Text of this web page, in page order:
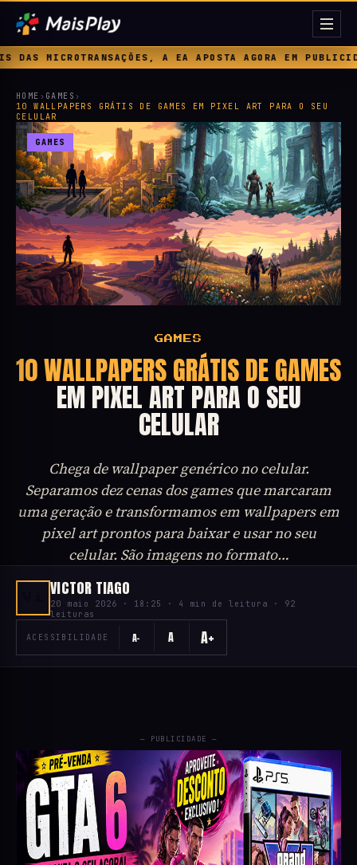
DENTRO DOS JOGOS ◆ BUG GRAVE EM
HOME › GAMES ›
10 WALLPAPERS GRÁTIS DE GAMES EM PIXEL ART PARA O SEU
CELULAR
GAMES
GAMES
10 WALLPAPERS GRÁTIS DE GAMES
EM PIXEL ART PARA O SEU
CELULAR
Chega de wallpaper genérico no celular.
Separamos dez cenas dos games que marcaram
uma geração e transformamos em wallpapers em
pixel art prontos para baixar e usar no seu
celular. São imagens no formato…
VICTOR TIAGO
20 maio 2026 · 18:25 · 4 min de leitura · 92
leituras
ACESSIBILIDADE A− A A+
— PUBLICIDADE —